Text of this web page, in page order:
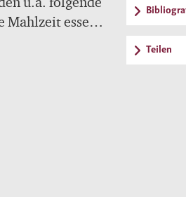
essen?
sind wir
gentechnisch
Teilen